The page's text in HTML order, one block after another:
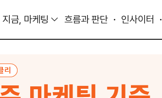
지금, 마케팅 흐름과 판단 인사이터